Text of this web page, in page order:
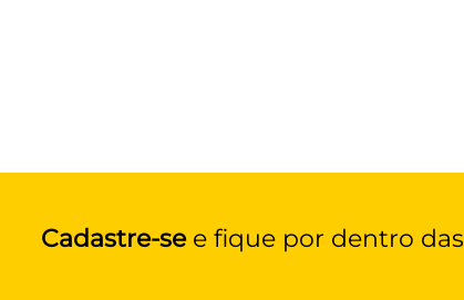
Cadastre-see fique por dentro